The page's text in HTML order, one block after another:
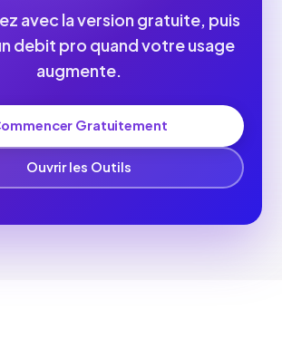
avec la version gratuite, puis
debit pro quand votre usage
augmente.
Gratuitement
Ouvrir les Outils